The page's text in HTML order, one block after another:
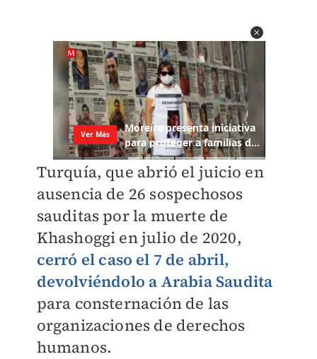
Turquía, que abrió el juicio en
ausencia de 26 sospechosos
sauditas por la muerte de
Khashoggi en julio de 2020,
cerró el caso el 7 de abril,
devolviéndolo a Arabia Saudita
para consternación de las
organizaciones de derechos
humanos.